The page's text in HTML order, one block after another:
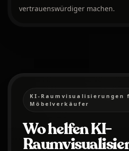
vertrauenswürdiger machen.
KI-Raumvisualisierungen
Möbelverkäufer
Wo helfen KI-